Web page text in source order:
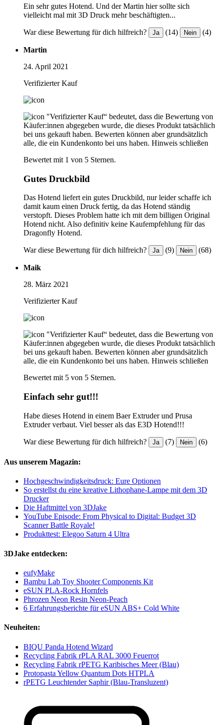
Ein sehr gutes Hotend. Und der Martin hier sollte sich
vielleicht mal mit 3D Druck mehr beschäftigten...
War diese Bewertung für dich hilfreich? Ja (14) Nein (4)
Martin
24. April 2021
Verifizierter Kauf
"Verifizierter Kauf“ bedeutet, dass die Bewertung von
Käufer:innen abgegeben wurde, die dieses Produkt tatsächlich
bei uns gekauft haben. Bewerten können aber grundsätzlich
alle, die ein Kundenkonto bei uns haben. Hinweis schließen
Bewertet mit 1 von 5 Sternen.
Gutes Druckbild
Das Hotend liefert ein gutes Druckbild, nur leider schaffe ich
damit kaum einen Druck fertig, da das Hotend ständig
verstopft. Dieses Problem hatte ich mit dem billigen Original
Hotend nicht. Also definitiv keine Kaufempfehlung für das
Dragonfly Hotend.
War diese Bewertung für dich hilfreich? Ja (9) Nein (68)
Maik
28. März 2021
Verifizierter Kauf
"Verifizierter Kauf“ bedeutet, dass die Bewertung von
Käufer:innen abgegeben wurde, die dieses Produkt tatsächlich
bei uns gekauft haben. Bewerten können aber grundsätzlich
alle, die ein Kundenkonto bei uns haben. Hinweis schließen
Bewertet mit 5 von 5 Sternen.
Einfach sehr gut!!!
Habe dieses Hotend in einem Baer Extruder und Prusa
Extruder verbaut. Viel besser als das E3D Hotend!!!
War diese Bewertung für dich hilfreich? Ja (7) Nein (6)
Aus unserem Magazin:
Hochgeschwindigkeitsdruck: Eure Optionen
So erstellst du eine kreative Lithophane-Lampe mit dem 3D
Drucker
Die Haftmittel von 3DJake
YouTube Episode: From Physical to Digital: Budget 3D
Scanner Battle Royale!
Produkttest: Elegoo Saturn 4 Ultra
3DJake entdecken:
eufyMake
Bambu Lab Toy Shooter Components Kit
eSUN PLA-Rock Hornfels
Phrozen Neon Resin Neon-Peach
6 Erfahrungsberichte für eSUN ABS+ Cold White
Neuheiten:
BIQU Panda Hotend Wizard
Recycling Fabrik rPLA RAL 3000 Feuerrot
Recycling Fabrik rPETG Karibisches Meer (Blau)
Protopasta Yellow Quantum Dots HTPLA
rPETG Leuchtender Saphir (Blau-Transluzent)